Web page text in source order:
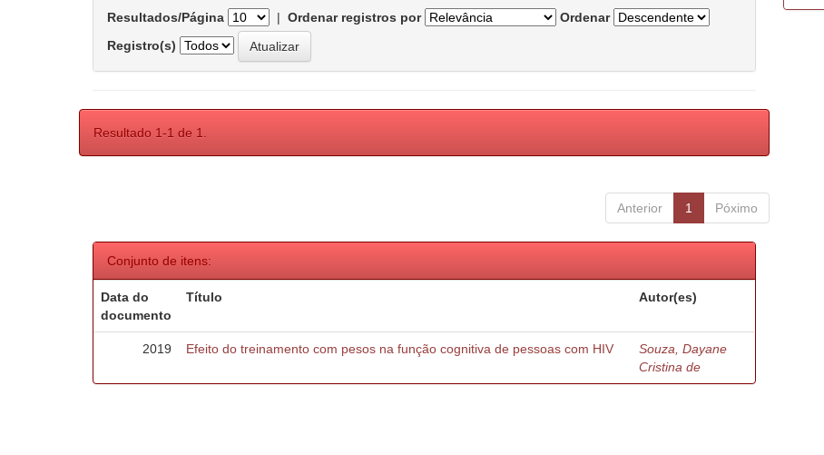
Resultados/Página | Ordenar registros por
Ordenar
Registro(s)
Resultado 1-1 de 1.
Anterior 1 Póximo
Conjunto de itens:
Data do
documento
Título Autor(es)
2019 Efeito do treinamento com pesos na função cognitiva de pessoas com HIV
Souza, Dayane
Cristina de